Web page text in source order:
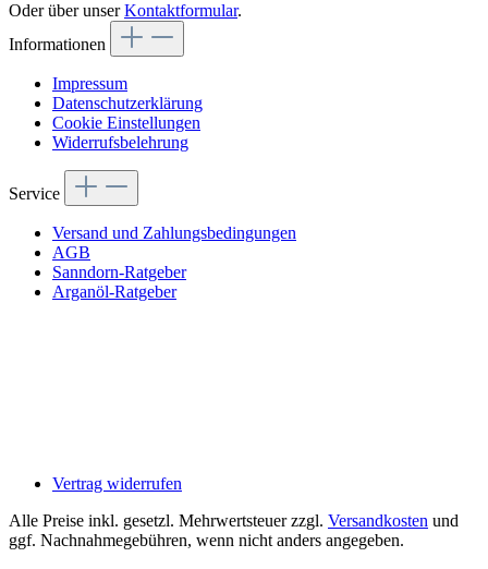
Oder über unserKontaktformular.
Informationen
Impressum
Datenschutzerklärung
Cookie Einstellungen
Widerrufsbelehrung
Service
Versand und Zahlungsbedingungen
AGB
Sanndorn-Ratgeber
Arganöl-Ratgeber
Vertrag widerrufen
Alle Preise inkl. gesetzl. Mehrwertsteuer zzgl. Versandkosten und
ggf. Nachnahmegebühren, wenn nicht anders angegeben.